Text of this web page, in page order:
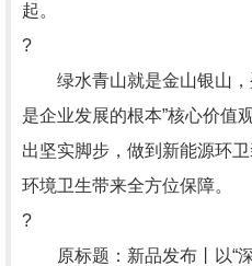
起。
?
绿水青山就是金山银山，
是企业发展的根本”核心价值
出坚实脚步，做到新能源环
环境卫生带来全方位保障。
?
原标题：新品发布丨以“